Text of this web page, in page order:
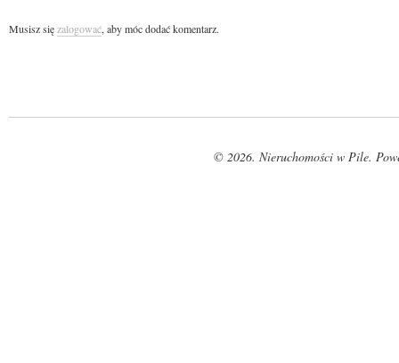
Musisz sięzalogować, aby móc dodać komentarz.
© 2026. Nieruchomości w Pile.